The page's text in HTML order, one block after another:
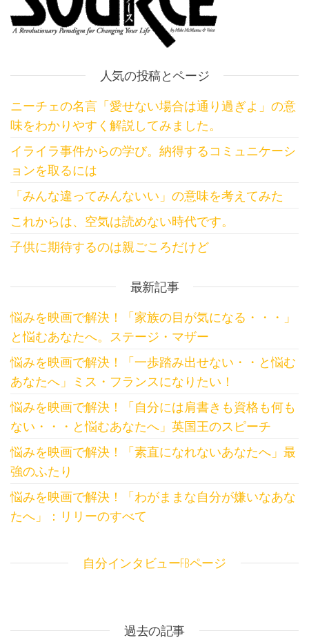
人気の投稿とページ
ニーチェの名言「愛せない場合は通り過ぎよ」の意
味をわかりやすく解説してみました。
イライラ事件からの学び。納得するコミュニケーシ
ョンを取るには
「みんな違ってみんないい」の意味を考えてみた
これからは、空気は読めない時代です。
子供に期待するのは親ごころだけど
最新記事
悩みを映画で解決！「家族の目が気になる・・・」
と悩むあなたへ。ステージ・マザー
悩みを映画で解決！「一歩踏み出せない・・と悩む
あなたへ」ミス・フランスになりたい！
悩みを映画で解決！「自分には肩書きも資格も何も
ない・・・と悩むあなたへ」英国王のスピーチ
悩みを映画で解決！「素直になれないあなたへ」最
強のふたり
悩みを映画で解決！「わがままな自分が嫌いなあな
たへ」：リリーのすべて
自分インタビューFBページ
過去の記事